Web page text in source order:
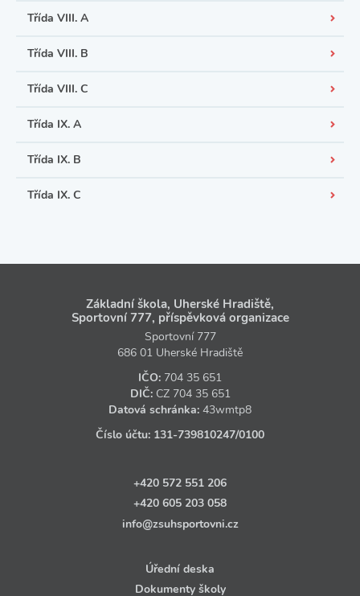
Třída VIII. A
Třída VIII. B
Třída VIII. C
Třída IX. A
Třída IX. B
Třída IX. C
Základní škola, Uherské Hradiště,
Sportovní 777, příspěvková organizace
Sportovní 777
686 01 Uherské Hradiště
IČO: 704 35 651
DIČ: CZ 704 35 651
Datová schránka: 43wmtp8
Číslo účtu: 131‑739810247/0100
+420 572 551 206
+420 605 203 058
info@zsuhsportovni.cz
Úřední deska
Dokumenty školy